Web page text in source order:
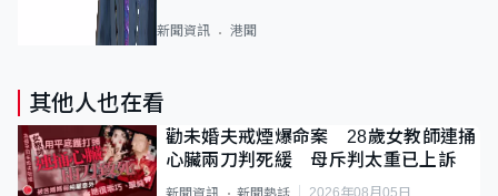
新聞資訊 港聞
其他人也在看
勸未婚夫戒煙爆命案 28歲女教師連捅
心臟兩刀判死緩 母斥判太重已上訴
2026年08月05日